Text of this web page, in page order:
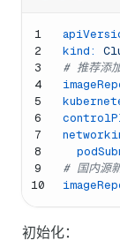
1
2
3
4
5
6
7
8
9
10
kind:
# 推荐添
# 国内源
初始化：